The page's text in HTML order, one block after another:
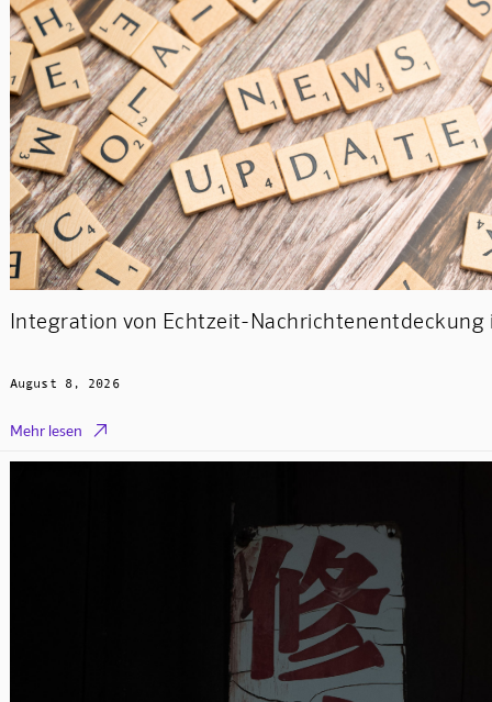
Integration von Echtzeit-Nachrichtenentdeckung
August 8, 2026
Mehr lesen 